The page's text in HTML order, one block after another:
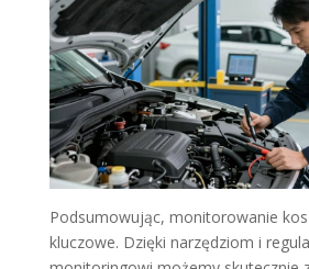
Podsumowując, monitorowanie
kluczowe. Dzięki narzędziom i